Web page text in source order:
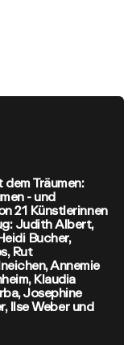
Träumen:
- und
21 Künstlerinnen
Judith Albert,
Bucher,
Rut
Annemie
Klaudia
Josephine
Ilse Weber und